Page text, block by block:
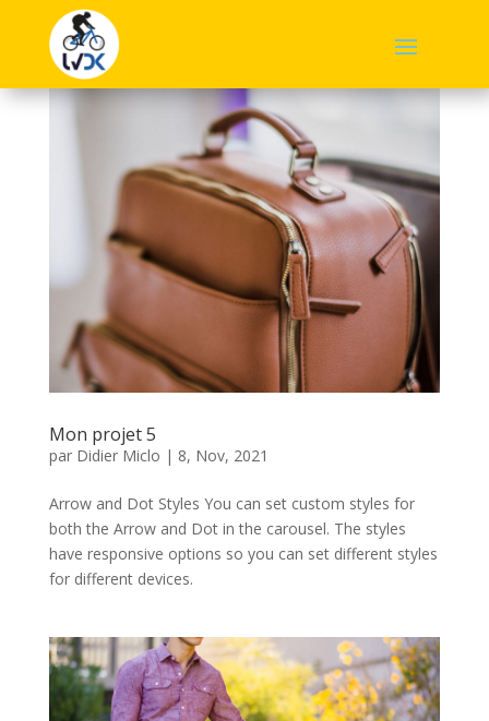
Mon projet 5
par Didier Miclo | 8, Nov, 2021
Arrow and Dot Styles You can set custom styles for
both the Arrow and Dot in the carousel. The styles
have responsive options so you can set different styles
for different devices.